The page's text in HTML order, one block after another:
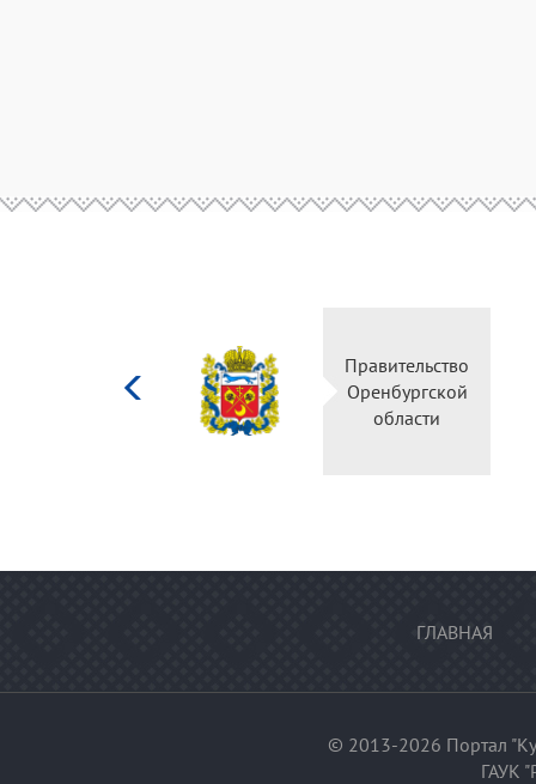
Правительство
Оренбургской
области
ГЛАВНАЯ
© 2013-2026 Портал
ГАУК